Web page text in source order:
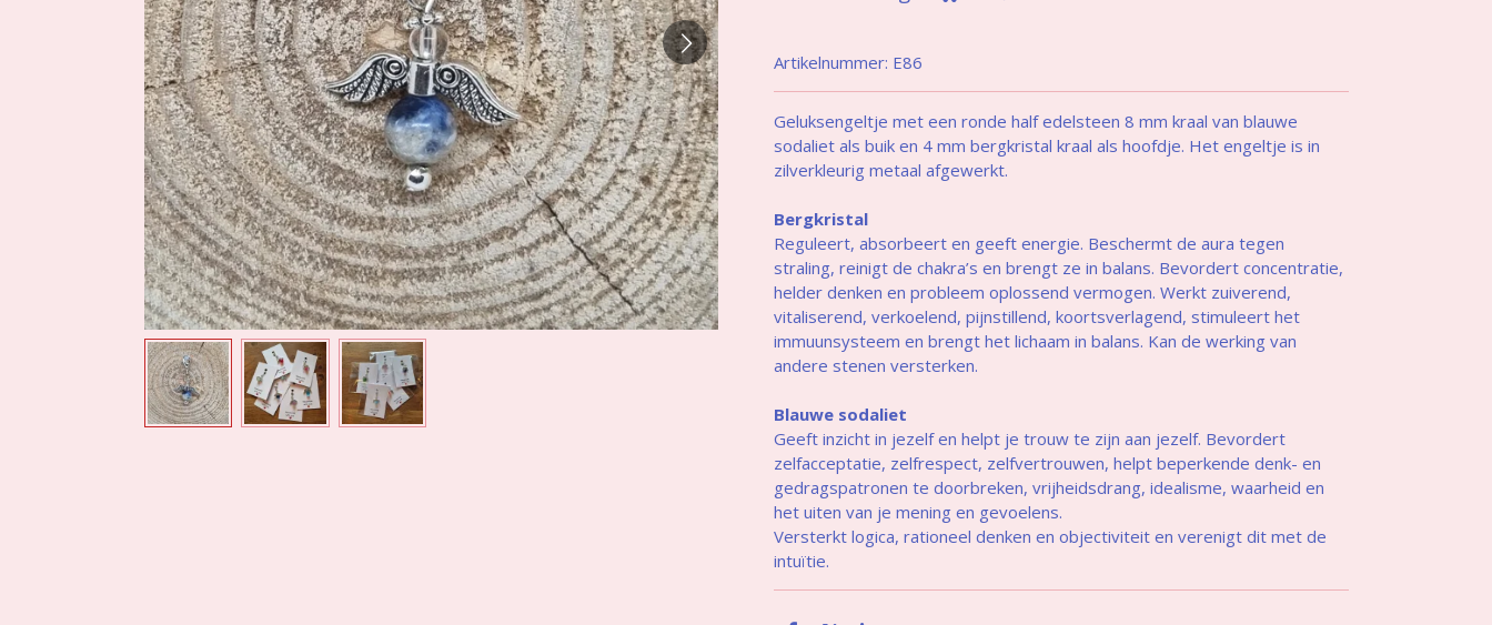
Artikelnummer: E86
Geluksengeltje met een ronde half edelsteen 8 mm kraal van blauwe
sodaliet als buik en 4 mm bergkristal kraal als hoofdje. Het engeltje is in
zilverkleurig metaal afgewerkt.
Bergkristal
Reguleert, absorbeert en geeft energie. Beschermt de aura tegen
straling, reinigt de chakra’s en brengt ze in balans. Bevordert concentratie,
helder denken en probleem oplossend vermogen. Werkt zuiverend,
vitaliserend, verkoelend, pijnstillend, koortsverlagend, stimuleert het
immuunsysteem en brengt het lichaam in balans. Kan de werking van
andere stenen versterken.
Blauwe sodaliet
Geeft inzicht in jezelf en helpt je trouw te zijn aan jezelf. Bevordert
zelfacceptatie, zelfrespect, zelfvertrouwen, helpt beperkende denk- en
gedragspatronen te doorbreken, vrijheidsdrang, idealisme, waarheid en
het uiten van je mening en gevoelens.
Versterkt logica, rationeel denken en objectiviteit en verenigt dit met de
intuïtie.